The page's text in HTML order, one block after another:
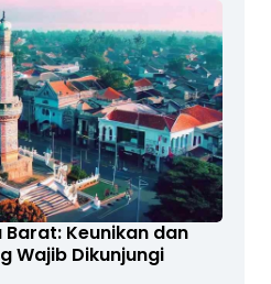
Keunikan dan
Wajib Dikunjungi